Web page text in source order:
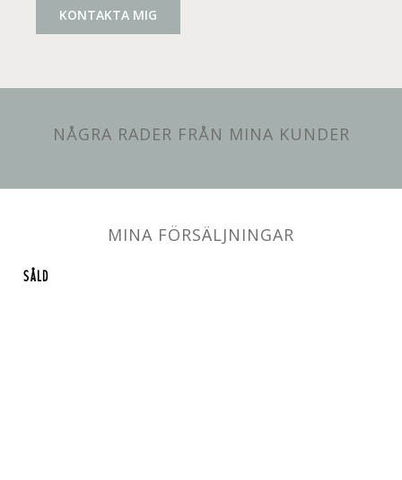
KONTAKTA MIG
NÅGRA RADER FRÅN MINA KUNDER
MINA FÖRSÄLJNINGAR
SÅLD